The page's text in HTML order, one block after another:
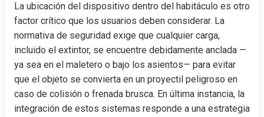
La ubicación del dispositivo dentro del habitáculo es otro
factor crítico que los usuarios deben considerar. La
normativa de seguridad exige que cualquier carga,
incluido el extintor, se encuentre debidamente anclada —
ya sea en el maletero o bajo los asientos— para evitar
que el objeto se convierta en un proyectil peligroso en
caso de colisión o frenada brusca. En última instancia, la
integración de estos sistemas responde a una estrategia